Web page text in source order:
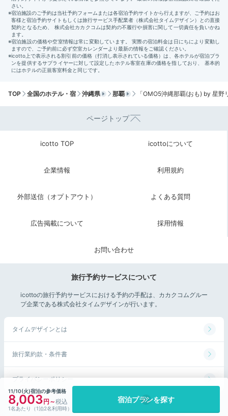
「OMOカフェ」で
5種から選ぶ朝食
朝食全体イメージ
チトーストやクロックムッシュ、サラダプレートなど5
です。ジュースの他に、沖縄らしい「さんぴん茶」も
私は「パンプレート」夫は「ピザトースト」を選びまし
た。ドリンクバーも付いていました。マンゴーオレンジ
のジュースがとっても美味しかった
+3
ホテルスタッフのおすすめ
総支配人
外はカリッと、中はふんわり食感に焼き上げたブリオッ
11/10(火)宿泊の参考価格
8,003
1名あたり（1泊2名利用時）
宿泊プランを探す
TOP 全国のホテル・宿 沖縄県 那覇 「OMO5沖縄那覇(おも) by 星
ページトップ
icotto TOP icottoについて
企業情報 利用規約
外部送信（オプトアウト） よくある質問
広告掲載について 採用情報
お問い合わせ
旅行予約サービスについて
icottoの旅行予約サービスにおける予約の手配は、カカクコムグルー
プ企業である株式会社タイムデザインが行います。
タイムデザインとは
旅行業約款・条件書
プライバシーポリシー
©Kakaku.com, Inc. All Rights Reserved.